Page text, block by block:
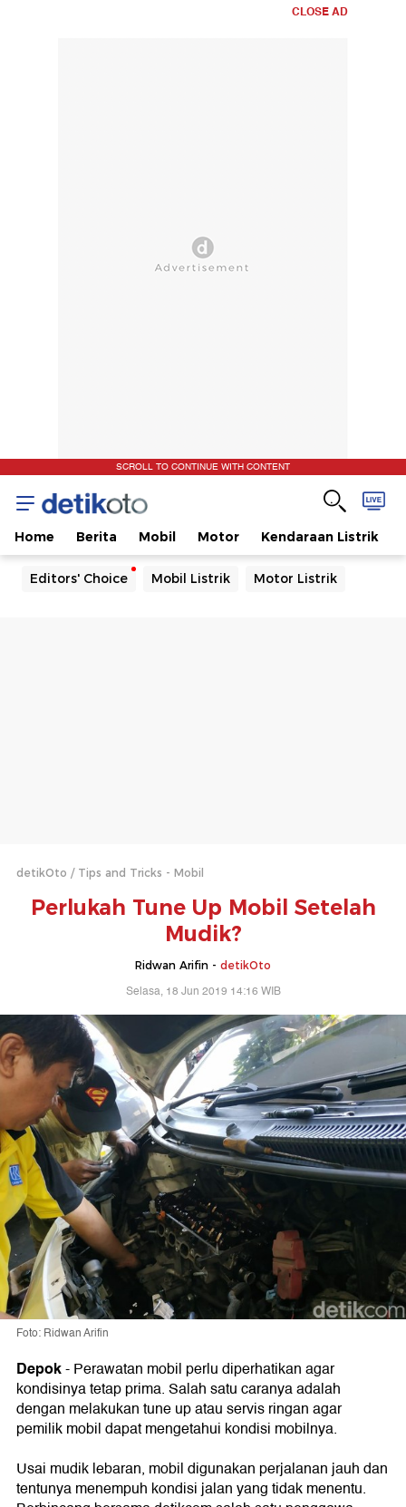
CLOSE AD
SCROLL TO CONTINUE WITH CONTENT
Home Berita Mobil Motor Kendaraan Listrik
Editors' Choice Mobil Listrik Motor Listrik
detikOto Tips and Tricks - Mobil
Perlukah Tune Up Mobil Setelah
Mudik?
Ridwan Arifin - detikOto
Selasa, 18 Jun 2019 14:16 WIB
Foto: Ridwan Arifin
Depok- Perawatan mobil perlu diperhatikan agar
kondisinya tetap prima. Salah satu caranya adalah
dengan melakukan tune up atau servis ringan agar
pemilik mobil dapat mengetahui kondisi mobilnya.
Usai mudik lebaran, mobil digunakan perjalanan jauh dan
tentunya menempuh kondisi jalan yang tidak menentu.